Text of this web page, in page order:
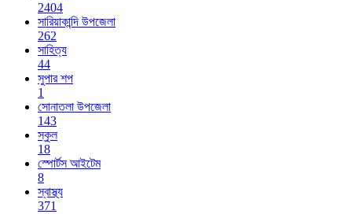
2404
সারিয়াকান্দি উপজেলা
262
সাহিত্য
44
সুপার শপ
1
সোনাতলা উপজেলা
143
স্কুল
18
স্পোর্টস আইটেম
8
স্বাস্থ্য
371